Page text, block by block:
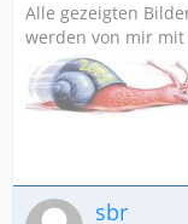
Alle gezeigten
werden von mir
sbr